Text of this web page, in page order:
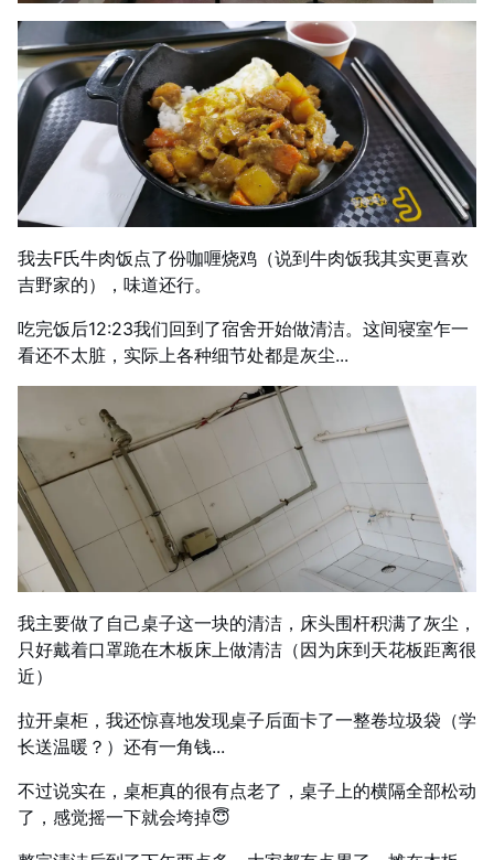
我去F氏牛肉饭点了份咖喱烧鸡（说到牛肉饭我其实更喜欢
吉野家的），味道还行。
吃完饭后12:23我们回到了宿舍开始做清洁。这间寝室乍一
看还不太脏，实际上各种细节处都是灰尘...
我主要做了自己桌子这一块的清洁，床头围杆积满了灰尘，
只好戴着口罩跪在木板床上做清洁（因为床到天花板距离很
近）
拉开桌柜，我还惊喜地发现桌子后面卡了一整卷垃圾袋（学
长送温暖？）还有一角钱...
不过说实在，桌柜真的很有点老了，桌子上的横隔全部松动
了，感觉摇一下就会垮掉😇